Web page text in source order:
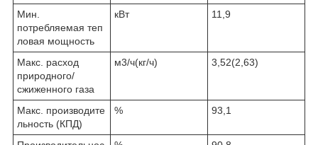
Мин.
потребляемая теп
ловая мощность
кВт 11,9
Макс. расход
природного/
сжиженного газа
м3/ч(кг/ч) 3,52(2,63)
Макс. производите
льность (КПД)
% 93,1